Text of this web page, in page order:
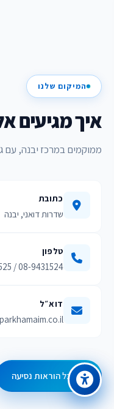
המיקום שלנו
איך מגיעים
ממוקמים במרכז יבנה, עם
כתובת
שדרות דואני, יבנה
טלפון
08-9431524 / 08-9431525
דוא״ל
קבל הוראות נסיעה